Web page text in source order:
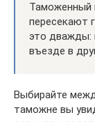
Таможенный
пересекают
это дважды:
въезде в
Выбирайте
таможне вы